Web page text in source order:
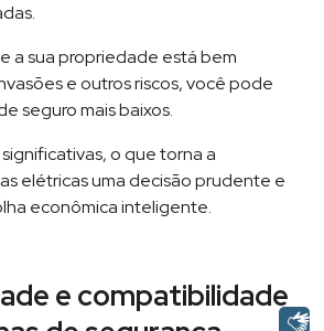
a sua propriedade está bem
e outros riscos, você pode
seguro mais baixos.
o que torna a
elétricas uma decisão prudente e
econômica inteligente.
e compatibilidade